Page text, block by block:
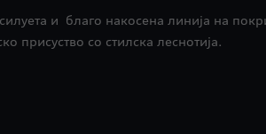
и благо накосена линија на
присуство со стилска леснотија.